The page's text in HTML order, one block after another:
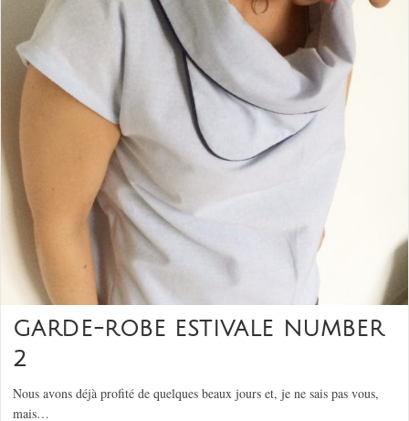
GARDE-ROBE ESTIVALE NUMBER
2
Nous avons déjà profité de quelques beaux jours et, je ne sais pas vous,
mais…